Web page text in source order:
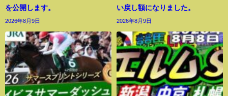
を公開します。
2026年8月9日
い戻し額になりました。
2026年8月9日